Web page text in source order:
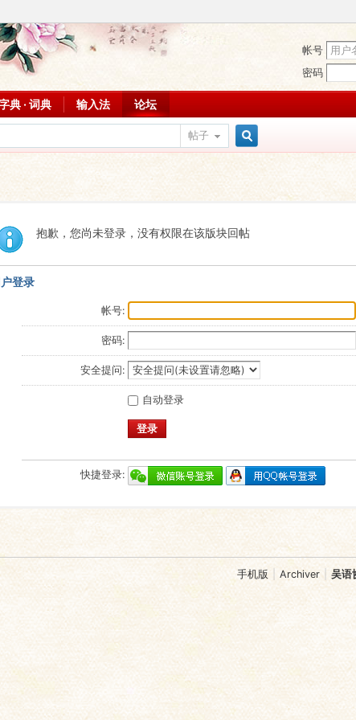
帐号
密码
典 · 词典 输入法 论坛
帖子
索
抱歉，您尚未登录，没有权限在该版块回帖
登录
帐号:
密码:
安全提问:
自动登录
登录
快捷登录:
手机版 Archiver 吴语